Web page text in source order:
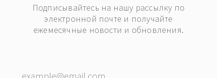
Подписывайтесь на нашу рассылку по
электронной почте и получайте
ежемесячные новости и обновления.